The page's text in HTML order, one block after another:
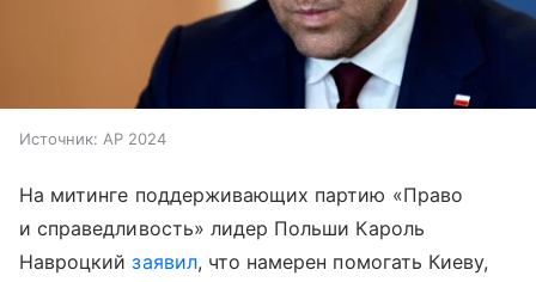
Источник: AP 2024
На митинге поддерживающих партию «Право
и справедливость» лидер Польши Кароль
Навроцкийзаявил, что намерен помогать Киеву,